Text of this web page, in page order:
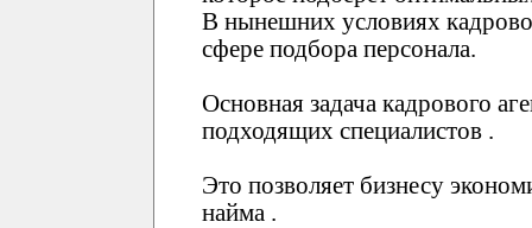
В нынешних условиях
сфере подбора персонала.
Основная задача кадрового
подходящих специалистов .
Это позволяет бизнесу
найма .